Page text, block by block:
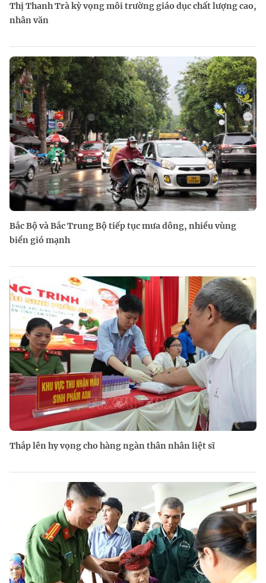
Thị Thanh Trà kỳ vọng môi trường giáo dục chất lượng cao,
nhân văn
Bắc Bộ và Bắc Trung Bộ tiếp tục mưa dông, nhiều vùng
biển gió mạnh
Thắp lên hy vọng cho hàng ngàn thân nhân liệt sĩ